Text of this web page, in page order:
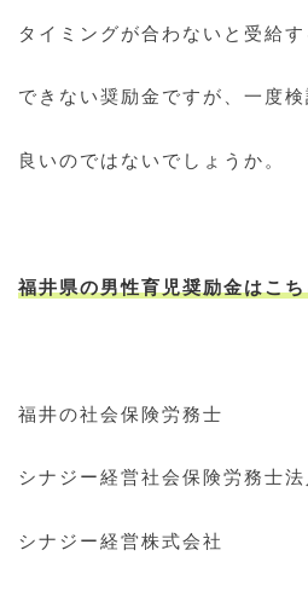
タイミングが合わないと受給
できない奨励金ですが、一度
良いのではないでしょうか。
福井県の男性育児奨励金はこ
福井の社会保険労務士
シナジー経営社会保険労務士法
シナジー経営株式会社